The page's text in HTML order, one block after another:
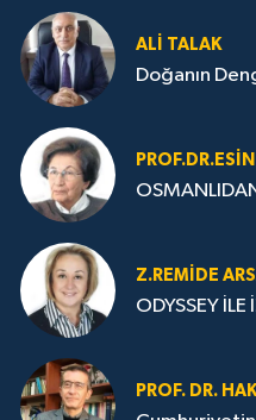
ALI TALAK
Doğanın
Z.REMIDE
ODYSSEY İLE
PROF. DR.